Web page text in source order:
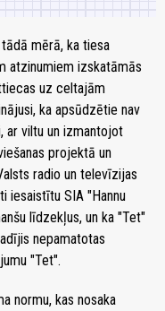
mērā, ka tiesa
atzinumiem izskatāmās
uz celtajām
ka apsūdzētie nav
ar viltu un izmantojot
projektā un
radio un televīzijas
iesaistītu SIA "Hannu
līdzekļus, un ka "Tet"
nepamatotas
"Tet".
normu, kas nosaka